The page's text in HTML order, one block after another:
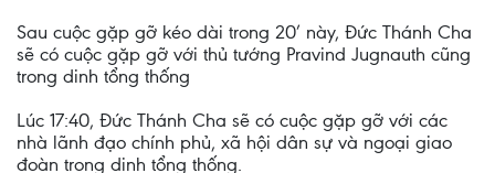
Sau cuộc gặp gỡ kéo dài trong 20’ này, Đức Thánh Cha
sẽ có cuộc gặp gỡ với thủ tướng Pravind Jugnauth cũng
trong dinh tổng thống
Lúc 17:40, Đức Thánh Cha sẽ có cuộc gặp gỡ với các
nhà lãnh đạo chính phủ, xã hội dân sự và ngoại giao
đoàn trong dinh tổng thống.